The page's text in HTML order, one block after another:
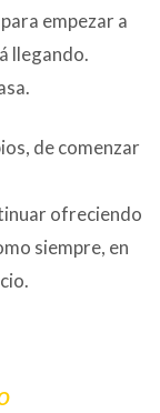
empezar a
llegando.
de comenzar
ofreciendo
siempre, en